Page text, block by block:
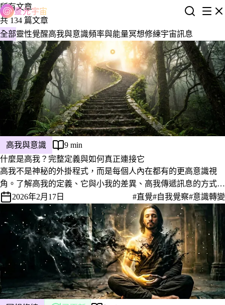
靈光宇宙
所有文章
共 134 篇文章
全部靈性覺醒高我與意識頻率與能量冥想修練宇宙訊息
高我與意識
9 min
什麼是高我？完整定義與如何真正連接它
高我不是神秘的外掛程式，而是每個人內在都有的更高意識視
角。了解高我的定義、它與小我的差異、高我傳遞訊息的方式，
以及實際連接的方法。
2026年2月17日 #直覺#自我覺察#意識轉變